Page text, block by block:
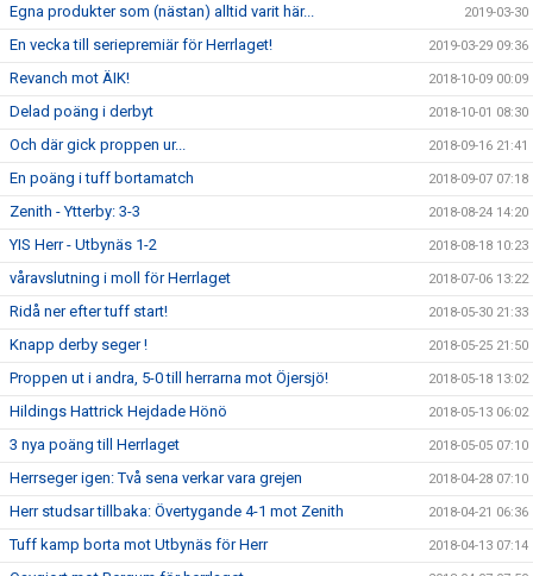
Egna produkter som (nästan) alltid varit här... 2019-03-30
En vecka till seriepremiär för Herrlaget! 2019-03-29 09:36
Revanch mot ÄIK! 2018-10-09 00:09
Delad poäng i derbyt 2018-10-01 08:30
Och där gick proppen ur... 2018-09-16 21:41
En poäng i tuff bortamatch 2018-09-07 07:18
Zenith - Ytterby: 3-3 2018-08-24 14:20
YIS Herr - Utbynäs 1-2 2018-08-18 10:23
våravslutning i moll för Herrlaget 2018-07-06 13:22
Ridå ner efter tuff start! 2018-05-30 21:33
Knapp derby seger ! 2018-05-25 21:50
Proppen ut i andra, 5-0 till herrarna mot Öjersjö! 2018-05-18 13:02
Hildings Hattrick Hejdade Hönö 2018-05-13 06:02
3 nya poäng till Herrlaget 2018-05-05 07:10
Herrseger igen: Två sena verkar vara grejen 2018-04-28 07:10
Herr studsar tillbaka: Övertygande 4-1 mot Zenith 2018-04-21 06:36
Tuff kamp borta mot Utbynäs för Herr 2018-04-13 07:14